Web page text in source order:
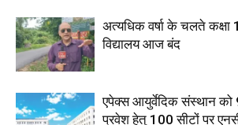
अत्यधिक वर्षा के चलते
विद्यालय आज बंद
एपेक्स आयुर्वेदिक संस्थान को
प्रवेश हेतु 100 सीटों पर